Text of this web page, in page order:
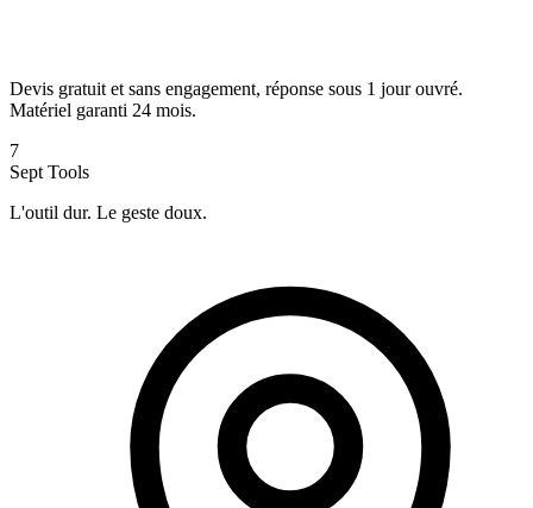
Devis gratuit et sans engagement, réponse sous 1 jour ouvré.
Matériel garanti 24 mois.
7
Sept Tools
L'outil dur. Le geste doux.